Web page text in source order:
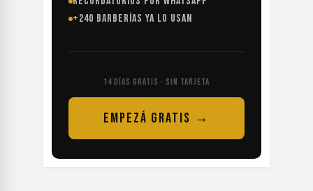
+240 BARBERÍAS YA LO USAN
14 DÍAS GRATIS · SIN TARJETA
EMPEZÁ GRATIS →